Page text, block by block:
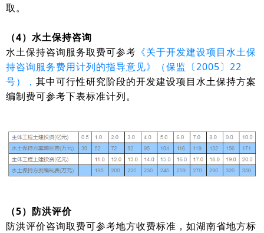
取。
（4）水土保持咨询
水土保持咨询服务取费可参考 《关于开发建设项目水土保
持咨询服务费用计列的指导意见》（保监〔2005〕22
号）， 其中可行性研究阶段的开发建设项目水土保持方案
编制费可参考下表标准计列。
（5）防洪评价
防洪评价咨询取费可参考地方收费标准，如湖南省地方标